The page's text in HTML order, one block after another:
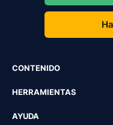
CONTENIDO
HERRAMIENTAS
AYUDA